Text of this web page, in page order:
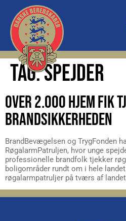
TAG:SPEJDER
OVER 2.000 HJEM FIK
BRANDSIKKERHEDEN
BrandBevægelsen og TrygFonden
RøgalarmPatruljen, hvor unge
professionelle brandfolk tjekker
boligområder rundt om i hele
røgalarmpatruljer på tværs af